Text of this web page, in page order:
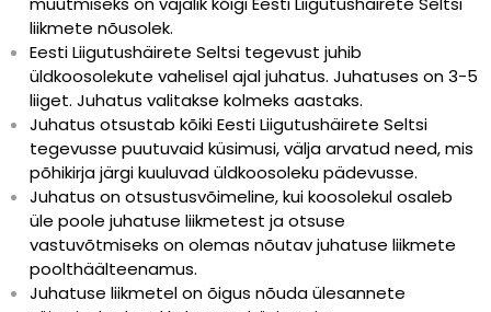
liikmete nõusolek.
Eesti Liigutushäirete Seltsi tegevust juhib
üldkoosolekute vahelisel ajal juhatus. Juhatuses on 3-5
liiget. Juhatus valitakse kolmeks aastaks.
Juhatus otsustab kõiki Eesti Liigutushäirete Seltsi
tegevusse puutuvaid küsimusi, välja arvatud need, mis
põhikirja järgi kuuluvad üldkoosoleku pädevusse.
Juhatus on otsustusvõimeline, kui koosolekul osaleb
üle poole juhatuse liikmetest ja otsuse
vastuvõtmiseks on olemas nõutav juhatuse liikmete
poolthäälteenamus.
Juhatuse liikmetel on õigus nõuda ülesannete